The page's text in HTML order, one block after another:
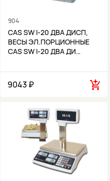
904
CAS SW I-20 ДВА ДИСП,
ВЕСЫ ЭЛ.ПОРЦИОННЫЕ
CAS SW I-20 ДВА ДИ…
9043 ₽